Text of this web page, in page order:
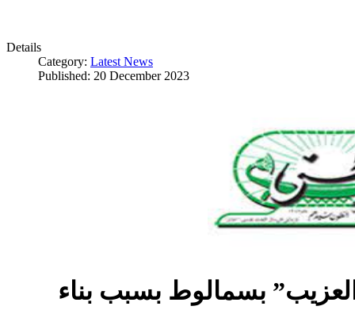
Details
Category: Latest News
Published: 20 December 2023
بسمالوط بسبب بناء